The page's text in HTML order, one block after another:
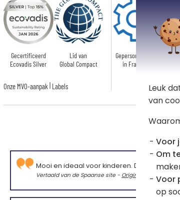
Gecertificeerd
Ecovadis Silver
Lid van
Global Compact
Onze MVO-aanpak | Labels
Gepersonaliseerd
in Frankrijk
Mooi en ideaal voor kinderen. De kwaliteit
Vertaald van de Spaanse site - Originele taal
Leuk
van
Voor
Om
Voor
op